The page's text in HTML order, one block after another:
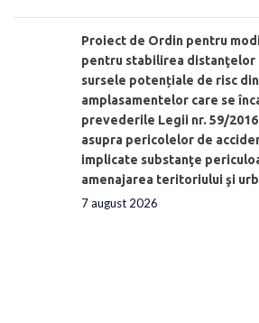
Proiect de Ordin pentru
pentru stabilirea distanţelor
sursele potențiale de risc
amplasamentelor care se
prevederile Legii nr. 59/
asupra pericolelor de
implicate substanţe
amenajarea teritoriului şi
7 august 2026